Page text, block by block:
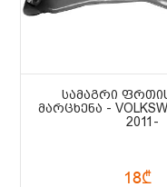
ᲡᲐᲛᲐᲒᲠᲘ
ᲛᲐᲠᲪᲮᲔᲜᲐ -
2011-
18₾